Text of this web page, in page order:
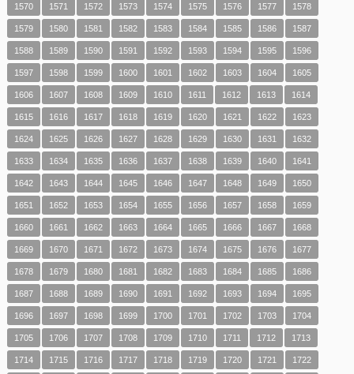
1570 1571 1572 1573 1574 1575 1576 1577 1578
1579 1580 1581 1582 1583 1584 1585 1586 1587
1588 1589 1590 1591 1592 1593 1594 1595 1596
1597 1598 1599 1600 1601 1602 1603 1604 1605
1606 1607 1608 1609 1610 1611 1612 1613 1614
1615 1616 1617 1618 1619 1620 1621 1622 1623
1624 1625 1626 1627 1628 1629 1630 1631 1632
1633 1634 1635 1636 1637 1638 1639 1640 1641
1642 1643 1644 1645 1646 1647 1648 1649 1650
1651 1652 1653 1654 1655 1656 1657 1658 1659
1660 1661 1662 1663 1664 1665 1666 1667 1668
1669 1670 1671 1672 1673 1674 1675 1676 1677
1678 1679 1680 1681 1682 1683 1684 1685 1686
1687 1688 1689 1690 1691 1692 1693 1694 1695
1696 1697 1698 1699 1700 1701 1702 1703 1704
1705 1706 1707 1708 1709 1710 1711 1712 1713
1714 1715 1716 1717 1718 1719 1720 1721 1722